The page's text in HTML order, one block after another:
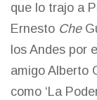
que lo trajo a
Ernesto Che
los Andes por
amigo Alberto
como ‘La